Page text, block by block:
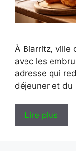
À Biarritz, ville
avec les
adresse qui
déjeuner et du
Lire plus